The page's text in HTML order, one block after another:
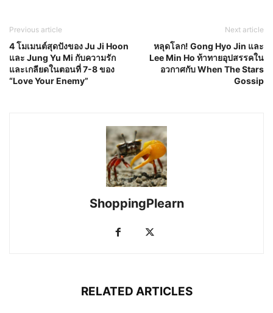
Previous article
4 โมเมนต์สุดปังของ Ju Ji Hoon
และ Jung Yu Mi กับความรัก
และเกลียดในตอนที่ 7-8 ของ
“Love Your Enemy”
Next article
หลุดโลก! Gong Hyo Jin และ
Lee Min Ho ท้าทายอุปสรรคใน
อวกาศกับ When The Stars
Gossip
ShoppingPlearn
RELATED ARTICLES